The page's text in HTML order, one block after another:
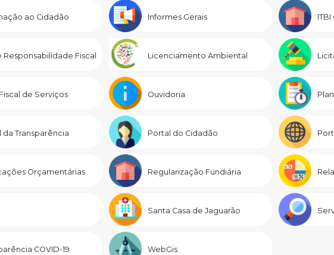
ao Cidadão Informes Gerais ITBI
Responsabilidade Fiscal Licenciamento Ambiental
de Serviços Ouvidoria
da Transparência Portal do Cidadão
Orçamentárias Regularização Fundiária
Santa Casa de Jaguarão
COVID-19 WebGis